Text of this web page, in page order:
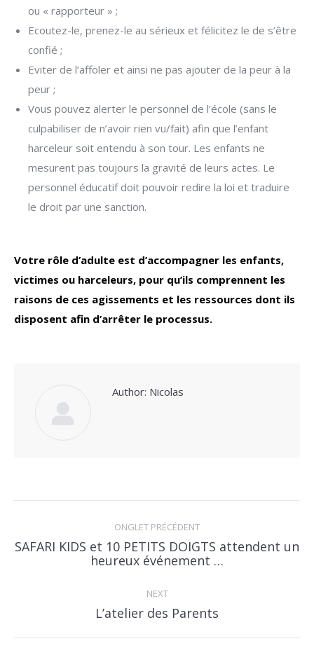
ou « rapporteur » ;
Ecoutez-le, prenez-le au sérieux et félicitez le de s’être
confié ;
Eviter de l’affoler et ainsi ne pas ajouter de la peur à la
peur ;
Vous pouvez alerter le personnel de l’école (sans le
culpabiliser de n’avoir rien vu/fait) afin que l’enfant
harceleur soit entendu à son tour. Les enfants ne
mesurent pas toujours la gravité de leurs actes. Le
personnel éducatif doit pouvoir redire la loi et traduire
le droit par une sanction.
Votre rôle d’adulte est d’accompagner les enfants,
victimes ou harceleurs, pour qu’ils comprennent les
raisons de ces agissements et les ressources dont ils
disposent afin d’arrêter le processus.
Author: Nicolas
NAVIGATIONONGLET PRÉCÉDENT
Previous
SAFARI KIDS et 10 PETITS DOIGTS attendent un
heureux événement …
NEXT
Next
L’atelier des Parents